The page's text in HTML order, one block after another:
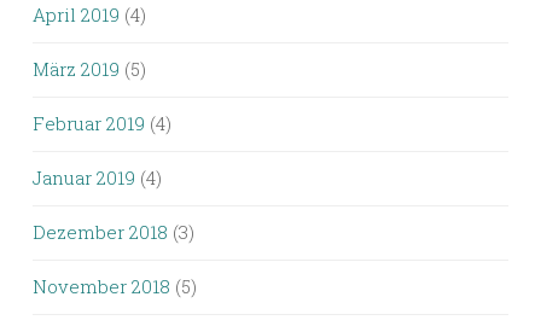
April 2019 (4)
März 2019 (5)
Februar 2019 (4)
Januar 2019 (4)
Dezember 2018 (3)
November 2018 (5)